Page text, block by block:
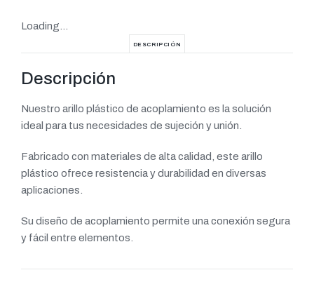
Loading...
DESCRIPCIÓN
Descripción
Nuestro arillo plástico de acoplamiento es la solución
ideal para tus necesidades de sujeción y unión.
Fabricado con materiales de alta calidad, este arillo
plástico ofrece resistencia y durabilidad en diversas
aplicaciones.
Su diseño de acoplamiento permite una conexión segura
y fácil entre elementos.